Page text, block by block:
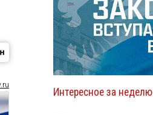
Интересное за неделю